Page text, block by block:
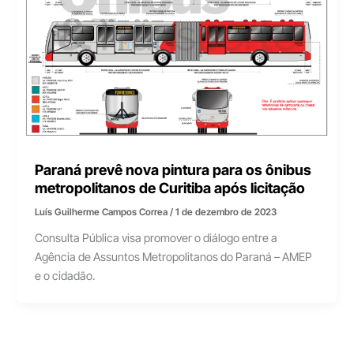
Paraná prevê nova pintura para os ônibus
metropolitanos de Curitiba após licitação
Luís Guilherme Campos Correa/1 de dezembro de 2023
Consulta Pública visa promover o diálogo entre a
Agência de Assuntos Metropolitanos do Paraná – AMEP
e o cidadão.